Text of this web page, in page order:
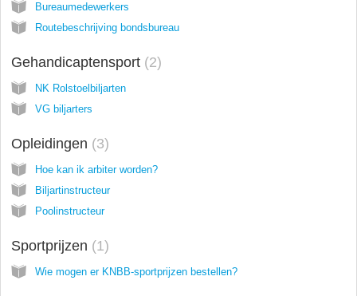
Bureaumedewerkers
Routebeschrijving bondsbureau
Gehandicaptensport 2
NK Rolstoelbiljarten
VG biljarters
Opleidingen 3
Hoe kan ik arbiter worden?
Biljartinstructeur
Poolinstructeur
Sportprijzen 1
Wie mogen er KNBB-sportprijzen bestellen?